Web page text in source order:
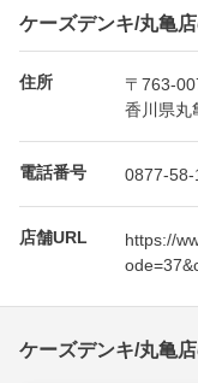
ケーズデンキ/丸亀
住所
〒763-
香川県丸
電話番号 0877-58-
店舗URL
https://
ケーズデンキ/丸亀